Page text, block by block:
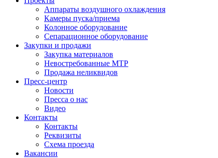
Аппараты воздушного охлаждения
Камеры пуска/приема
Колонное оборудование
Сепарационное оборудование
Закупки и продажи
Закупка материалов
Невостребованные МТР
Продажа неликвидов
Пресс-центр
Новости
Пресса о нас
Видео
Контакты
Контакты
Реквизиты
Схема проезда
Вакансии